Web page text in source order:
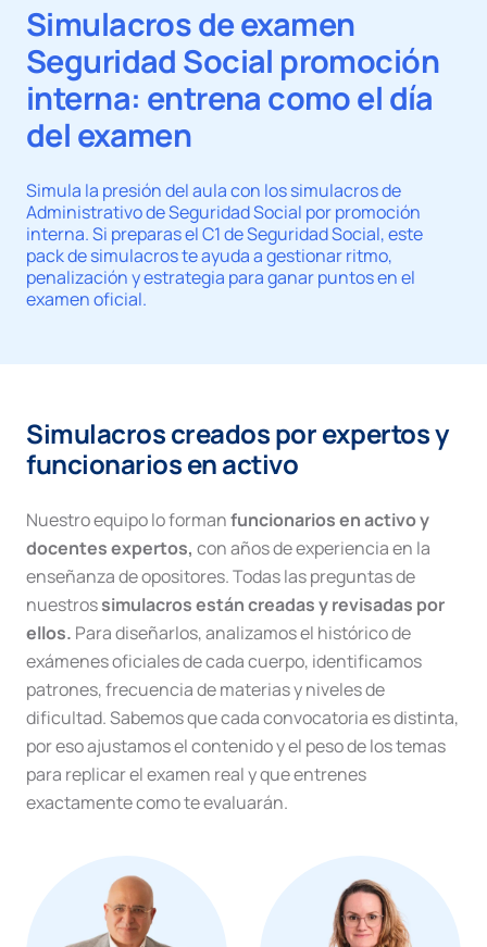
Simulacros de examen
Seguridad Social promoción
interna: entrena como el día
del examen
Simula la presión del aula con los simulacros de
Administrativo de Seguridad Social por promoción
interna. Si preparas el C1 de Seguridad Social, este
pack de simulacros te ayuda a gestionar ritmo,
penalización y estrategia para ganar puntos en el
examen oficial.
Simulacros creados por expertos y
funcionarios en activo
Nuestro equipo lo formanfuncionarios en activo y
docentes expertos, con años de experiencia en la
enseñanza de opositores. Todas las preguntas de
nuestrossimulacros están creadas y revisadas por
ellos. Para diseñarlos, analizamos el histórico de
exámenes oficiales de cada cuerpo, identificamos
patrones, frecuencia de materias y niveles de
dificultad. Sabemos que cada convocatoria es distinta,
por eso ajustamos el contenido y el peso de los temas
para replicar el examen real y que entrenes
exactamente como te evaluarán.